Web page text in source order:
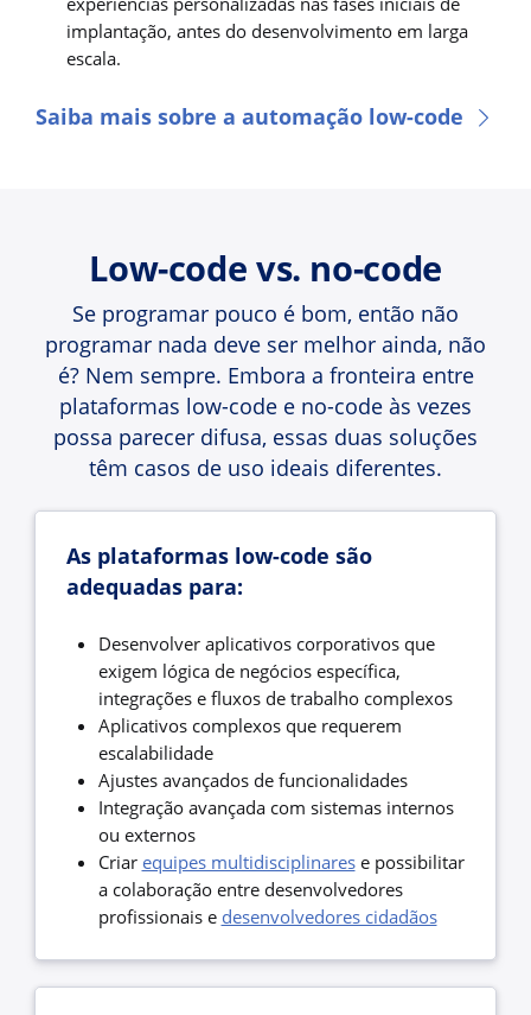
implantação, antes do desenvolvimento em larga
escala.
Saiba mais sobre a automação low-code
Low-code vs. no-code
Se programar pouco é bom, então não
programar nada deve ser melhor ainda, não
é? Nem sempre. Embora a fronteira entre
plataformas low-code e no-code às vezes
possa parecer difusa, essas duas soluções
têm casos de uso ideais diferentes.
As plataformas low-code são
adequadas para:
Desenvolver aplicativos corporativos que
exigem lógica de negócios específica,
integrações e fluxos de trabalho complexos
Aplicativos complexos que requerem
escalabilidade
Ajustes avançados de funcionalidades
Integração avançada com sistemas internos
ou externos
Criar equipes multidisciplinarese possibilitar
a colaboração entre desenvolvedores
profissionais e desenvolvedores cidadãos